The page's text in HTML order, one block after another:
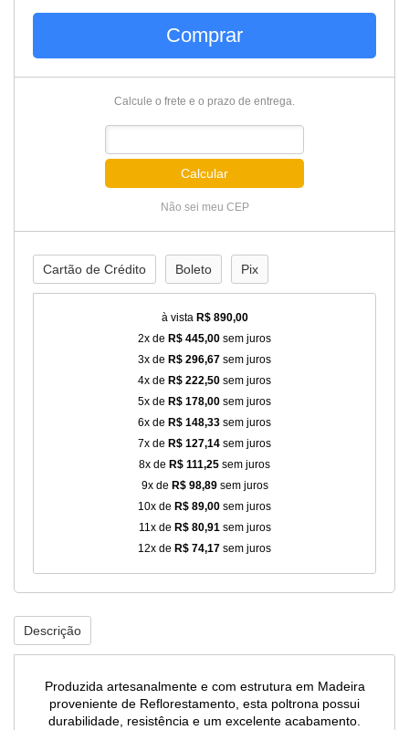
Comprar
Calcule o frete e o prazo de entrega.
Calcular
Não sei meu CEP
Cartão de Crédito Boleto Pix
à vista R$ 890,00
2x de R$ 445,00 sem juros
3x de R$ 296,67 sem juros
4x de R$ 222,50 sem juros
5x de R$ 178,00 sem juros
6x de R$ 148,33 sem juros
7x de R$ 127,14 sem juros
8x de R$ 111,25 sem juros
9x de R$ 98,89sem juros
10x de R$ 89,00 sem juros
11x de R$ 80,91sem juros
12x de R$ 74,17 sem juros
Descrição
Produzida artesanalmente e com estrutura em Madeira
proveniente de Reflorestamento, esta poltrona possui
durabilidade, resistência e um excelente acabamento.